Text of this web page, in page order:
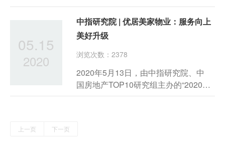
服务领域对美好生活的向往，也体现
出力高健康生活集团对物业管理服务
具备高层次的追求。
究所和中国指数研究院三家单位共同
主办的——“2020中国房地产品牌价值
研究成果发布会暨第十七届中国房地
产品牌发展高峰论坛”在北京国贸大酒
店落幕。
05.15
2020
中指研究院 | 优居美家物业：服务向上
美好升级
浏览次数：2378
2020年5月13日，由中指研究院、中
国房地产TOP10研究组主办的“2020中
国物业服务百强企业研究成果发布会
上一页 下一页